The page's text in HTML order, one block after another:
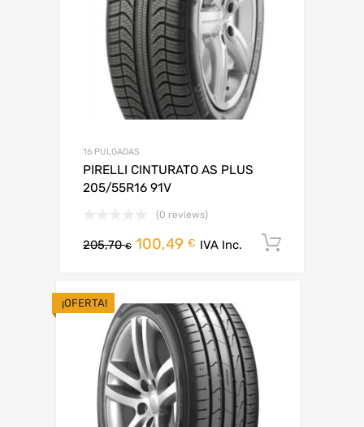
16 PULGADAS
PIRELLI CINTURATO AS PLUS
205/55R16 91V
(0 reviews)
205,70€ 100,49 € IVA Inc.
¡OFERTA!